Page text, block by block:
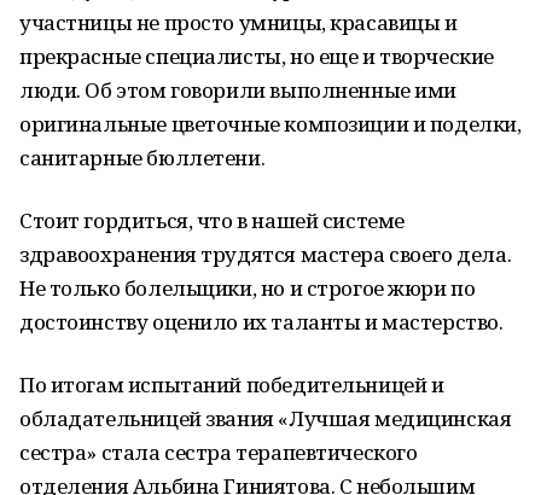
участницы не просто умницы, красавицы и
прекрасные специалисты, но еще и творческие
люди. Об этом говорили выполненные ими
оригинальные цветочные композиции и поделки,
санитарные бюллетени.
Стоит гордиться, что в нашей системе
здравоохранения трудятся мастера своего дела.
Не только болельщики, но и строгое жюри по
достоинству оценило их таланты и мастерство.
По итогам испытаний победительницей и
обладательницей звания «Лучшая медицинская
сестра» стала сестра терапевтического
отделения Альбина Гиниятова. С небольшим